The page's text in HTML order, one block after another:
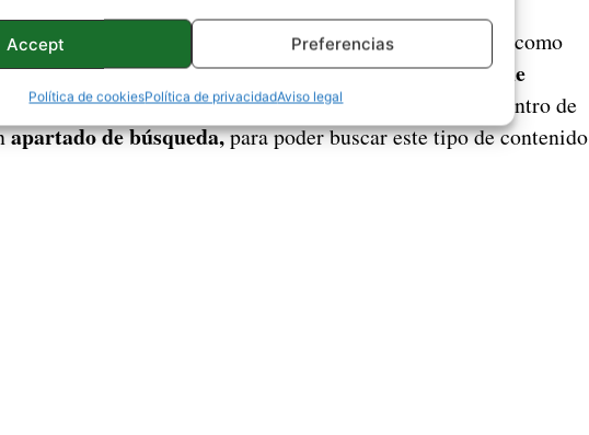
Accept Preferencias
Política de cookiesPolítica de privacidadAviso legal
el mundo usa últimamente
, y por lo tanto aplicaciones como
a estos tiempos rápidamente.Gracias a la beta de
que los GIFs del teclado verán una novedad importante dentro de
apartado de búsqueda,para poder buscar este tipo de contenido